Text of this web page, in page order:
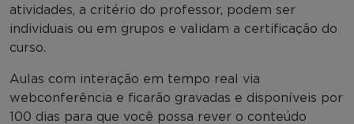
atividades, a critério do professor, podem ser
individuais ou em grupos e validam a certificação do
curso.
Aulas com interação em tempo real via
webconferência e ficarão gravadas e disponíveis por
100 dias para que você possa rever o conteúdo